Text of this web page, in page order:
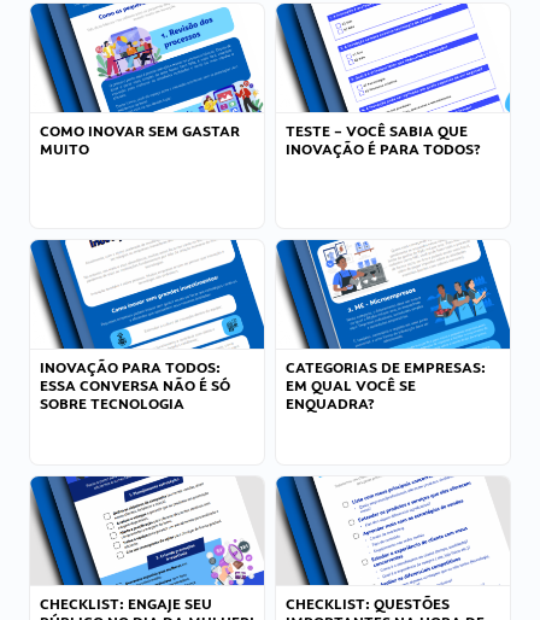
COMO INOVAR SEM GASTAR
MUITO
TESTE – VOCÊ SABIA QUE
INOVAÇÃO É PARA TODOS?
INOVAÇÃO PARA TODOS:
ESSA CONVERSA NÃO É SÓ
SOBRE TECNOLOGIA
CATEGORIAS DE EMPRESAS:
EM QUAL VOCÊ SE
ENQUADRA?
CHECKLIST: ENGAJE SEU
CHECKLIST: QUESTÕES